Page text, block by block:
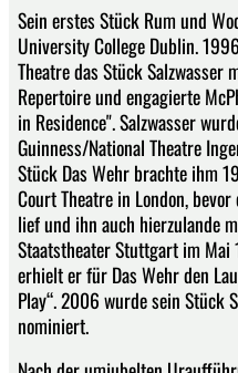
Sein erstes Stück Rum und
University College Dublin.
Theatre das Stück Salzwasser
Repertoire und engagierte
in Residence". Salzwasser
Guinness/National Theatre
Stück Das Wehr brachte ihm
Court Theatre in London,
lief und ihn auch hierzulande
Staatstheater Stuttgart im
erhielt er für Das Wehr den
Play“. 2006 wurde sein Stück
nominiert.